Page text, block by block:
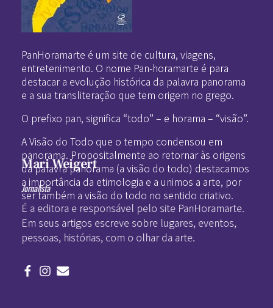
PanHoramarte é um site de cultura, viagens,
entretenimento. O nome Pan-horamarte é para
destacar a evolução histórica da palavra panorama
e a sua transliteração que tem origem no grego.
O prefixo pan, significa “todo” – e horama – “visão”.
A Visão do Todo que o tempo condensou em
panorama. Propositalmente ao retornar às origens
da palavra panorama (a visão do todo) destacamos
a importância da etimologia e a unimos a arte, por
ser também a visão do todo no sentido criativo.
Mari Weigert
Jornalista
É a editora e responsável pelo site PanHoramarte.
Em seus artigos escreve sobre lugares, eventos,
pessoas, histórias, com o olhar da arte.